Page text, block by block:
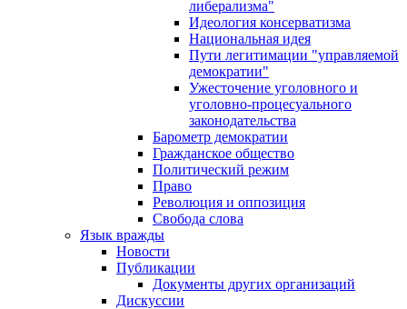
либерализма"
Идеология консерватизма
Национальная идея
Пути легитимации "управляемой
демократии"
Ужесточение уголовного и
уголовно-процесуального
законодательства
Барометр демократии
Гражданское общество
Политический режим
Право
Революция и оппозиция
Свобода слова
Язык вражды
Новости
Публикации
Документы других организаций
Дискуссии